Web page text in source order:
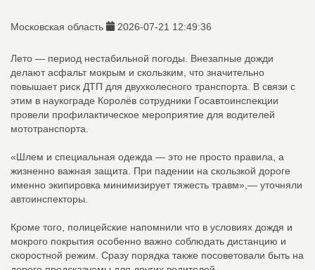
Московская область 2026-07-21 12:49:36
Лето — период нестабильной погоды. Внезапные дожди
делают асфальт мокрым и скользким, что значительно
повышает риск ДТП для двухколесного транспорта. В связи с
этим в наукограде Королёв сотрудники Госавтоинспекции
провели профилактическое мероприятие для водителей
мототранспорта.
«Шлем и специальная одежда — это не просто правила, а
жизненно важная защита. При падении на скользкой дороге
именно экипировка минимизирует тяжесть травм»,— уточняли
автоинспекторы.
Кроме того, полицейские напомнили что в условиях дождя и
мокрого покрытия особенно важно соблюдать дистанцию и
скоростной режим. Сразу порядка также посоветовали быть на